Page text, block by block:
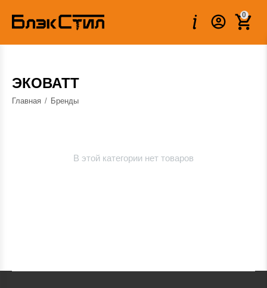
0
ЭКОВАТТ
Главная / Бренды
В этой категории нет товаров